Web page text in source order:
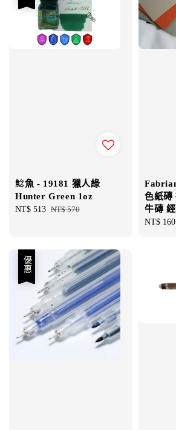
鯰魚 - 19181 獵人綠
Hunter Green 1oz
Sale
NT$ 513 Regular
NT$ 570
色紙磚
牛磚
Regular
NT$ 160
優惠